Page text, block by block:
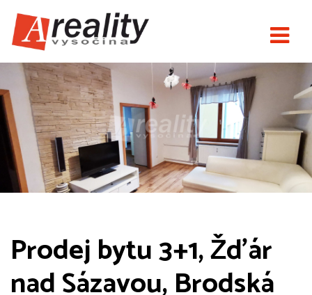
Prodej bytu 3+1, Žďár
nad Sázavou, Brodská